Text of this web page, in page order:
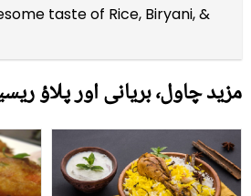
taste of Rice, Biryani, &
مزید چاول٬ بریانی اور پلاؤ ریسیپیز